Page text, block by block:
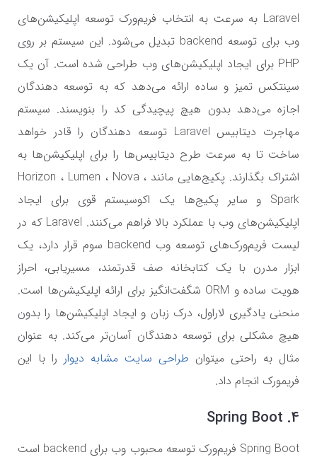
Laravel به سرعت به انتخاب فریم‌ورک توسعه اپلیکیشن‌های
وب برای توسعه backend تبدیل می‌شود. این سیستم بر روی
PHP برای ایجاد اپلیکیشن‌های وب طراحی شده ‌است. آن یک
سینتکس تمیز و ساده ارائه می‌دهد که به توسعه دهندگان
اجازه می‌دهد بدون هیچ پیچیدگی کد را بنویسند. سیستم
مهاجرت دیتابیس Laravel توسعه دهندگان را قادر خواهد
ساخت تا به سرعت طرح دیتابیس‌ها را برای اپلیکیشن‌ها به
اشتراک بگذارند. پکیج‌هایی مانند Horizon ، Lumen ، Nova ،
Spark و سایر پکیج‌ها یک اکوسیستم قوی برای ایجاد
اپلیکیشن‌های وب با عملکرد بالا فراهم می‌کنند. Laravel که در
لیست فریم‌ورک‌های توسعه وب backend سوم قرار دارد، یک
ابزار مدرن با یک کتابخانه صف قدرتمند، مسیریابی، احراز
هویت ساده و ORM شگفت‌انگیز برای ارائه اپلیکیشن‌ها است.
منحنی یادگیری لاراول، درک زبان و ایجاد اپلیکیشن‌ها را بدون
هیچ مشکلی برای توسعه دهندگان آسان‌تر می‌کند. به عنوان
مثال به راحتی میتوان طراحی سایت مشابه دیوار را با این
فریمورک انجام داد.
4. Spring Boot
Spring Boot فریم‌ورک توسعه محبوب وب برای backend است